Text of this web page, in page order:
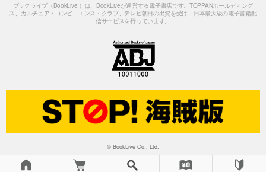
ブックライブ（BookLive!）は、BookLiveが運営する電子書店です。TOPPANホールディング
ス、カルチュア・コンビニエンス・クラブ、テレビ朝日の出資を受け、日本最大級の電子書籍配
信サービスを行っています。
© BookLive Co., Ltd.